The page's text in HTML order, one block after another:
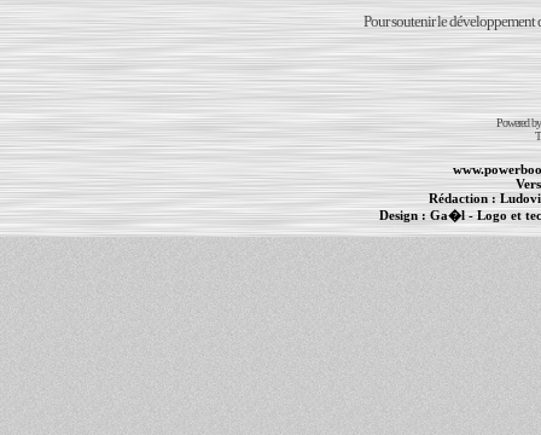
Pour soutenir le développement
Powered
Rédaction :
Design :Ga�l- Logo et
PowerBook